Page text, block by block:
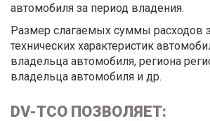
автомобиля за период владения.
Размер слагаемых суммы расходов
технических характеристик
владельца автомобиля, региона
владельца автомобиля и др.
DV-TCO ПОЗВОЛЯЕТ: